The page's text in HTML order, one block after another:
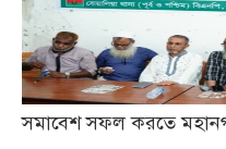
সমাবেশ সফল করতে